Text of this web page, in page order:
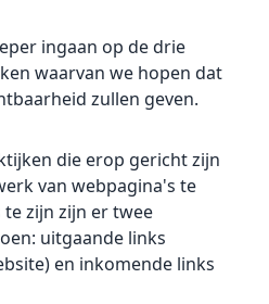
ingaan op de drie
waarvan we hopen dat
zullen geven.
die erop gericht zijn
van webpagina's te
zijn zijn er twee
uitgaande links
en inkomende links